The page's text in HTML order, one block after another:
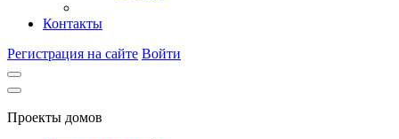
Контакты
Регистрация на сайте Войти
Проекты домов